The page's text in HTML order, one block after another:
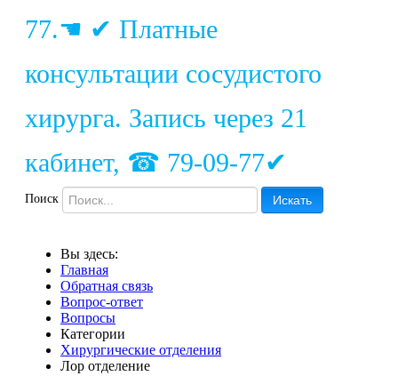
77.☚ ✔ Платные
консультации сосудистого
хирурга. Запись через 21
кабинет, ☎ 79-09-77✔
Поиск Искать
Вы здесь:
Главная
Обратная связь
Вопрос-ответ
Вопросы
Категории
Хирургические отделения
Лор отделение